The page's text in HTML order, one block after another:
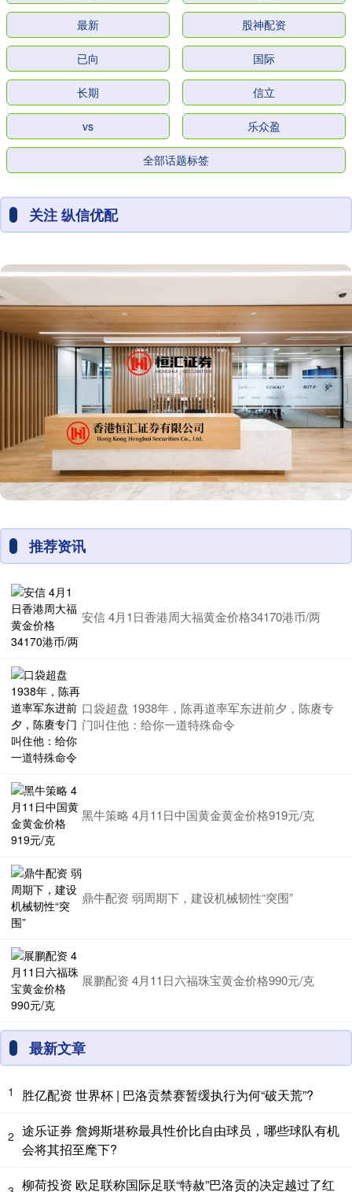
最新 股神配资
已向 国际
长期 信立
vs 乐众盈
全部话题标签
关注 纵信优配
推荐资讯
安信 4月1日香港周大福黄金价格34170港币/两
口袋超盘 1938年，陈再道率军东进前夕，陈赓专
门叫住他：给你一道特殊命令
黑牛策略 4月11日中国黄金黄金价格919元/克
鼎牛配资 弱周期下，建设机械韧性“突围”
展鹏配资 4月11日六福珠宝黄金价格990元/克
最新文章
1 胜亿配资 世界杯 | 巴洛贡禁赛暂缓执行为何“破天荒”?
2 途乐证券 詹姆斯堪称最具性价比自由球员，哪些球队有机
会将其招至麾下?
柳荷投资 欧足联称国际足联“特赦”巴洛贡的决定越过了红